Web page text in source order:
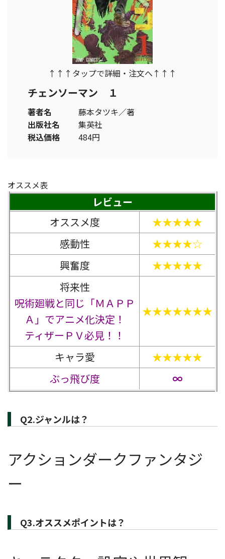
↑↑↑タップで詳細・注文へ↑↑↑
チェンソーマン １
著者名
藤本タツキ／著
出版社名
集英社
税込価格
484円
オススメ表
レビュー
オススメ度
★★★★★
感動性
★★★★☆
興奮度
★★★★★
将来性
呪術廻戦と同じ「ＭＡＰＰ
Ａ」でアニメ化決定！
ティザーＰＶ必見！！
★★★★★★★
キャラ愛
★★★★★
ぶっ飛び度
∞
Q2.ジャンルは？
アクションダークファンタジ
ー
Q3.オススメポイントは？